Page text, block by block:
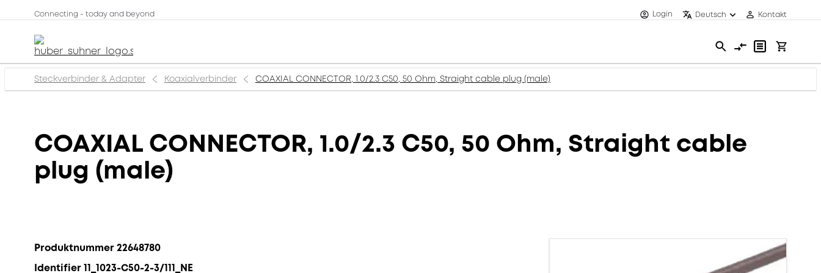
Connecting - today and beyond Login Deutsch Kontakt
Steckverbinder & Adapter Koaxialverbinder COAXIAL CONNECTOR, 1.0/2.3 C50, 50 Ohm, Straight cable plug (male)
COAXIAL CONNECTOR, 1.0/2.3 C50, 50 Ohm, Straight cable
plug (male)
Produktnummer 22648780
Identifier 11_1023-C50-2-3/111_NE